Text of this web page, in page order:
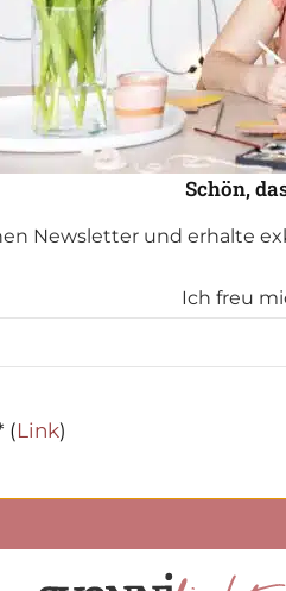
Schön,
Newsletter und erhalte
Ich freu
(Link)